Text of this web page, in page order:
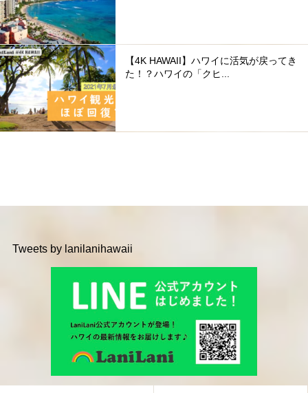
【4K HAWAII】ハワイに活気が戻ってき
た！？ハワイの「クヒ...
Tweets by lanilanihawaii